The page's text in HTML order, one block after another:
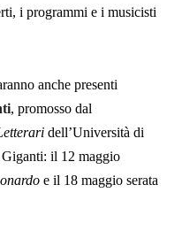
i programmi e i musicisti
anche presenti
, promosso dal
dell’Università di
Giganti: il 12 maggio
e il 18 maggio serata